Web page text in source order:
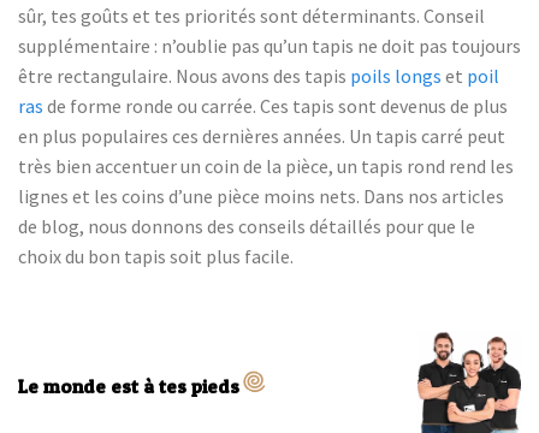
sûr, tes goûts et tes priorités sont déterminants. Conseil
supplémentaire : n’oublie pas qu’un tapis ne doit pas toujours
être rectangulaire. Nous avons des tapis poils longs et poil
ras de forme ronde ou carrée. Ces tapis sont devenus de plus
en plus populaires ces dernières années. Un tapis carré peut
très bien accentuer un coin de la pièce, un tapis rond rend les
lignes et les coins d’une pièce moins nets. Dans nos articles
de blog, nous donnons des conseils détaillés pour que le
choix du bon tapis soit plus facile.
Le monde est à tes pieds